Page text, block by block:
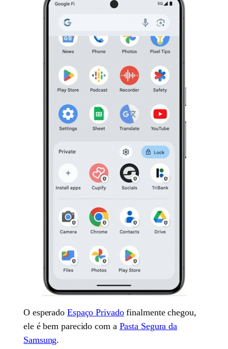
O esperado Espaço Privadofinalmente chegou,
ele é bem parecido com a Pasta Segura da
Samsung.